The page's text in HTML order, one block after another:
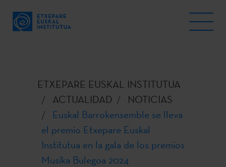
ETXEPARE EUSKAL INSTITUTUA
ACTUALIDAD
NOTICIAS
Euskal Barrokensemble se lleva
el premio Etxepare Euskal
Institutua en la gala de los premios
Musika Bulegoa 2024